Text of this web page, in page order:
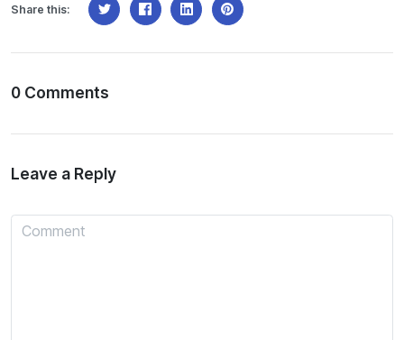
Share this:
0 Comments
Leave a Reply